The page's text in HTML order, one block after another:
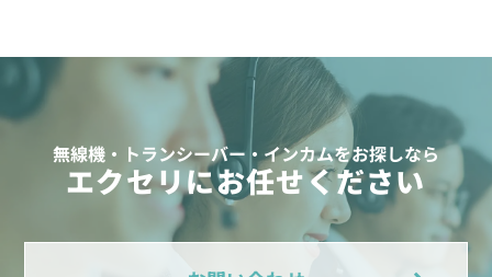
無線機・トランシーバー・インカムをお探しなら
エクセリにお任せください